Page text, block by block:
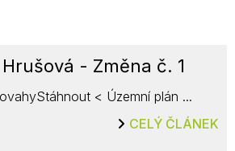
- Změna č. 1
< Územní plán ...
CELÝ ČLÁNEK